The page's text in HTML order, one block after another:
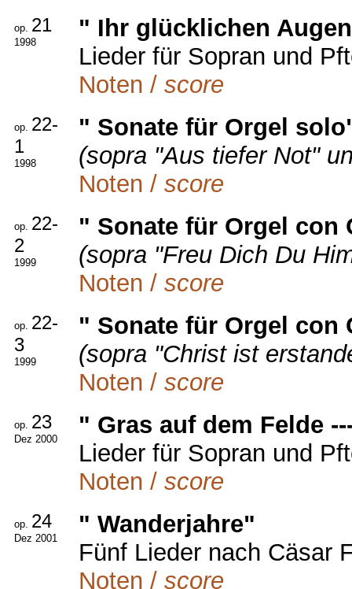
op. 21
1998
" Ihr glücklichen
Lieder für Sopran und
Noten / score
op. 22-
1
1998
" Sonate für Orgel
(sopra "Aus tiefer Not"
Noten / score
op. 22-
2
1999
" Sonate für Orgel con
(sopra "Freu Dich Du
Noten / score
op. 22-
3
1999
" Sonate für Orgel con
(sopra "Christ ist
Noten / score
op. 23
Dez 2000
" Gras auf dem Felde
Lieder für Sopran und
Noten / score
op. 24
Dez 2001
" Wanderjahre"
Fünf Lieder nach Cäsar
Noten / score